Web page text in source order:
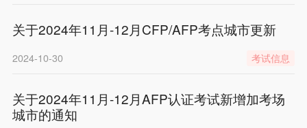
关于2024年11月-12月CFP/AFP考点城市更新
2024-10-30 考试信息
关于2024年11月-12月AFP认证考试新增加考场
城市的通知